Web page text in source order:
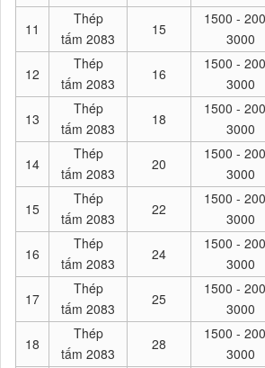
11
Thép
tấm 2083
15
1500 -
3000
12
Thép
tấm 2083
16
1500 -
3000
13
Thép
tấm 2083
18
1500 -
3000
14
Thép
tấm 2083
20
1500 -
3000
15
Thép
tấm 2083
22
1500 -
3000
16
Thép
tấm 2083
24
1500 -
3000
17
Thép
tấm 2083
25
1500 -
3000
18
Thép
tấm 2083
28
1500 -
3000